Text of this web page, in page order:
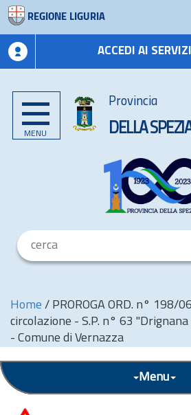
REGIONE LIGURIA
ACCEDI AI
MENU
Provincia
DELLA
Home / PROROGA ORD. n° 198/
circolazione - S.P. n° 63
- Comune di Vernazza
Menu